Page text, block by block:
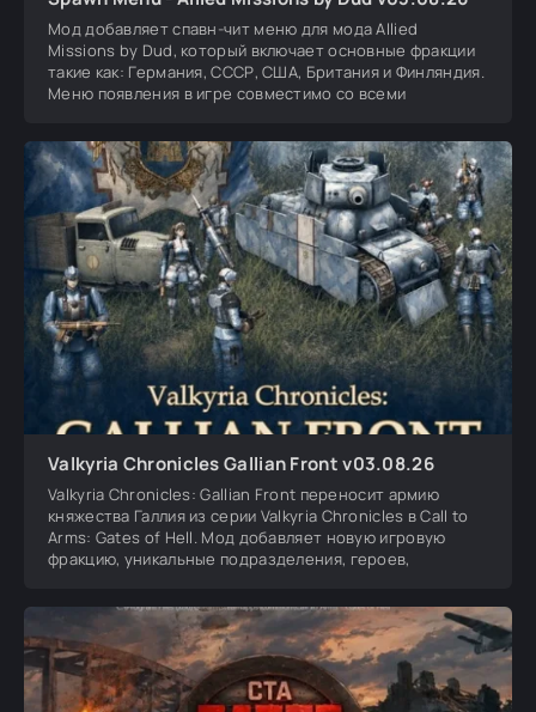
Мод добавляет спавн-чит меню для мода Allied
Missions by Dud, который включает основные фракции
такие как: Германия, СССР, США, Британия и Финляндия.
Меню появления в игре совместимо со всеми
Valkyria Chronicles Gallian Front v03.08.26
Valkyria Chronicles: Gallian Front переносит армию
княжества Галлия из серии Valkyria Chronicles в Call to
Arms: Gates of Hell. Мод добавляет новую игровую
фракцию, уникальные подразделения, героев,